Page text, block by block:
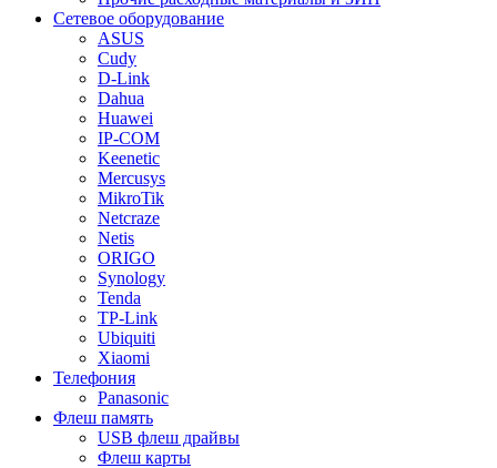
Сетевое оборудование
ASUS
Cudy
D-Link
Dahua
Huawei
IP-COM
Keenetic
Mercusys
MikroTik
Netcraze
Netis
ORIGO
Synology
Tenda
TP-Link
Ubiquiti
Xiaomi
Телефония
Panasonic
Флеш память
USB флеш драйвы
Флеш карты